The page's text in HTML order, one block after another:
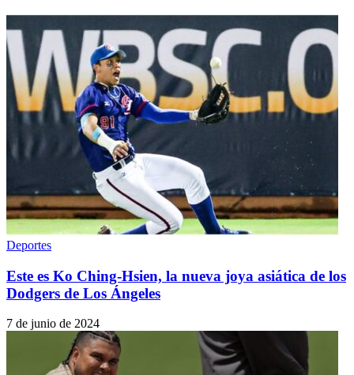
Deportes
Este es Ko Ching-Hsien, la nueva joya asiática de los
Dodgers de Los Ángeles
7 de junio de 2024